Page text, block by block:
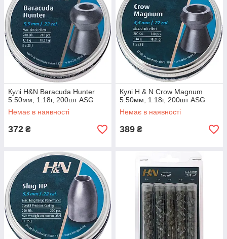
Кулі H&N Baracuda Hunter
5.50мм, 1.18г, 200шт ASG
Немає в наявності
372 ₴
Кулі H & N Crow Magnum
5.50мм, 1.18г, 200шт ASG
Немає в наявності
389 ₴